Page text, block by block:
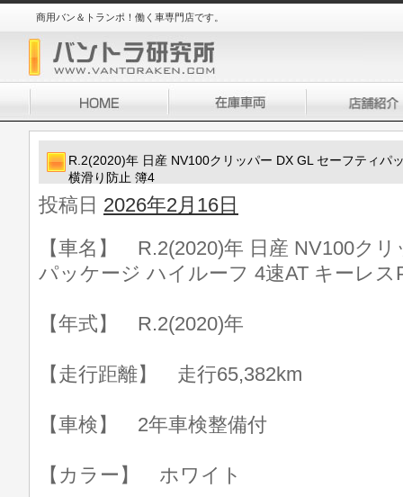
商用バン＆トランポ！働く車専門店です。
R.2(2020)年 日産 NV100クリッパー DX GL セーフティパ
横滑り防止 簿4
投稿日 2026年2月16日
【車名】 R.2(2020)年 日産 NV100ク
パッケージ ハイルーフ 4速AT キーレス
【年式】 R.2(2020)年
【走行距離】 走行65,382km
【車検】 2年車検整備付
【カラー】 ホワイト